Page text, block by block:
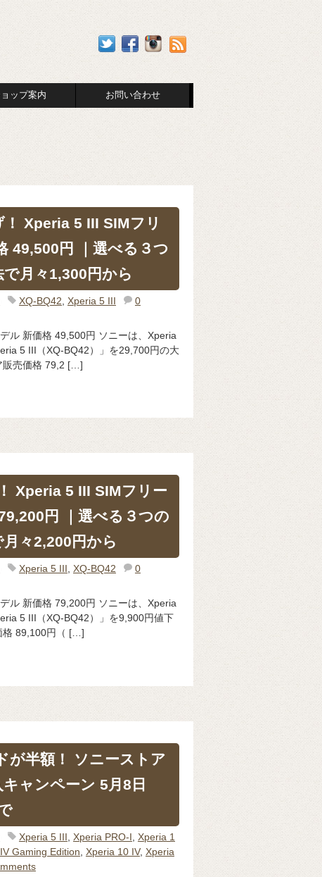
ップ案内 お問い合わせ
Xperia 5 III SIMフリ
49,500円 ｜選べる３つ
月々1,300円から
XQ-BQ42 Xperia 5 III
0
ル 新価格 49,500円 ソニーは、Xperia
5 III（XQ-BQ42）」を29,700円の大
販売価格 79,2 […]
Xperia 5 III SIMフリー
円 ｜選べる３つの
々2,200円から
Xperia 5 III, XQ-BQ42
0
ル 新価格 79,200円 ソニーは、Xperia
5 III（XQ-BQ42）」を9,900円値下
格 89,100円（ […]
が半額！ ソニーストア
ャンペーン 5月8日
Xperia 5 III Xperia PRO-I Xperia 1
Gaming Edition Xperia 10 IV, Xperia